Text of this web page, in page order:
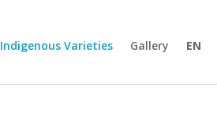
Indigenous Varieties Gallery EN